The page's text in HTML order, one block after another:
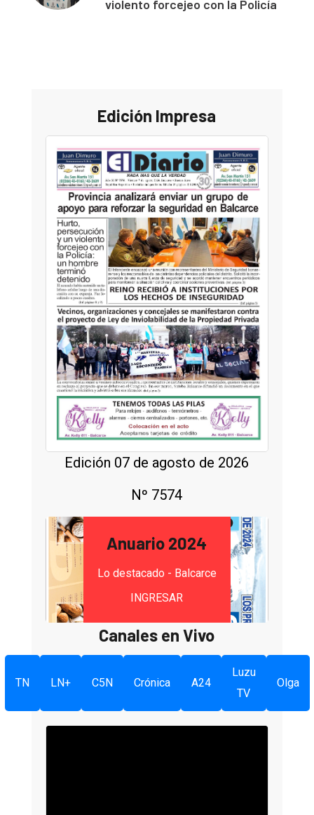
violento forcejeo con la Policía
Edición Impresa
Edición 07 de agosto de 2026
Nº 7574
Anuario 2024
Lo destacado - Balcarce
INGRESAR
Canales en Vivo
TN LN+ C5N Crónica A24
Luzu
TV
Olga